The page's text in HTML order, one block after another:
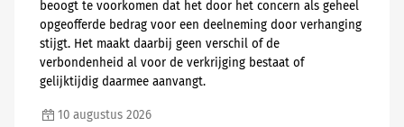
beoogt te voorkomen dat het door het concern als geheel
opgeofferde bedrag voor een deelneming door verhanging
stijgt. Het maakt daarbij geen verschil of de
verbondenheid al voor de verkrijging bestaat of
gelijktijdig daarmee aanvangt.
10 augustus 2026